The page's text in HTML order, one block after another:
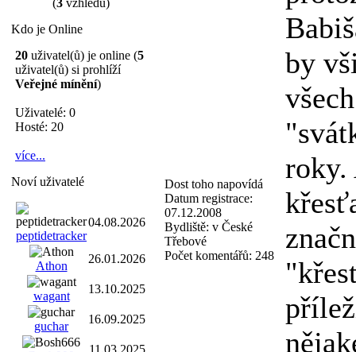
(3vzhledů)
Kdo je Online
20 uživatel(ů) je online (5
uživatel(ů) si prohlíží
Veřejné mínění)
Uživatelé: 0
Hosté: 20
více...
Noví uživatelé
peptidetracker
04.08.2026
Athon
26.01.2026
wagant
13.10.2025
guchar
16.09.2025
11.03.2025
Dost toho napovídá
Datum registrace:
07.12.2008
Bydliště: v České
Třebové
Počet komentářů: 248
by
roky.